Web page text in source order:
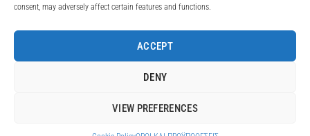
consent, may adversely affect certain features and functions.
ACCEPT
DENY
VIEW PREFERENCES
Λ. ΒΕΙΚΟΥ 131, ΓΑΛΑΤΣΙ ΑΘΗΝΑ, 11146
ΤΗΛ: (+30) 210 213 5300
ΑΡΙΘΜΟΣ ΓΕΜΗ ΕΤΑΙΡΕΙΑΣ 7826201000
© 2026 Milwaukee. All rights reserved